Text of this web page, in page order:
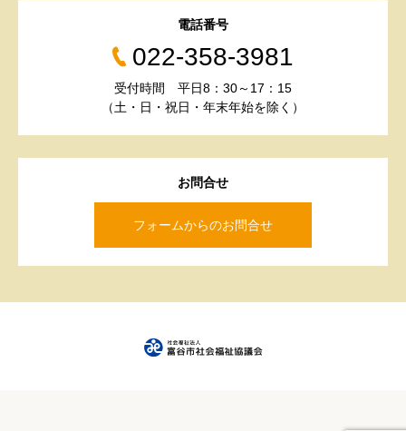
お問合せ
フォームからのお問合せ
電話番号
022-358-3981
受付時間 平日8：30～17：15
（土・日・祝日・年末年始を除く）